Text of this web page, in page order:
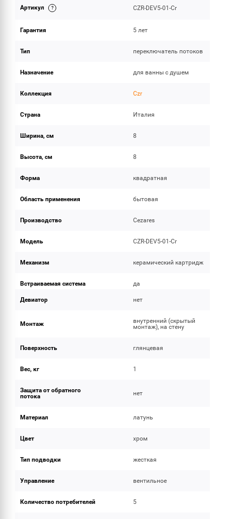
ОБЪЕМ ПОСТАВКИ
Артикул CZR-DEV5-01-Cr
Гарантия 5 лет
Тип переключатель потоков
Назначение для ванны с душем
Коллекция Czr
Страна Италия
Ширина, см 8
Высота, см 8
Форма квадратная
Область применения бытовая
Производство Cezares
Модель CZR-DEV5-01-Cr
Механизм керамический картридж
Встраиваемая система да
Девиатор нет
Монтаж
внутренний (скрытый
монтаж), на стену
Поверхность глянцевая
Вес, кг 1
Защита от обратного
потока
нет
Материал латунь
Цвет хром
Тип подводки жесткая
Управление вентильное
Количество потребителей 5